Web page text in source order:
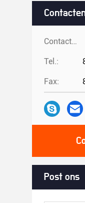
Contacten:
Tel.:
Fax:
Post ons